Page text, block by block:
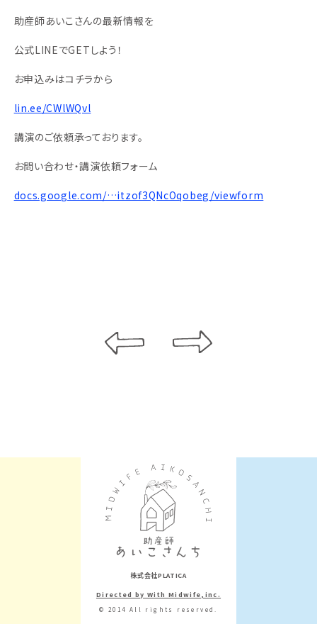
助産師あいこさんの最新情報を
公式LINEでGETしよう！
お申込みはコチラから
lin.ee/CWlWQvl
講演のご依頼承っております。
お問い合わせ・講演依頼フォーム
docs.google.com/…itzof3QNcOqobeg/viewform
株式会社PLATICA
Directed by With Midwife,inc.
© 2014 All rights reserved.